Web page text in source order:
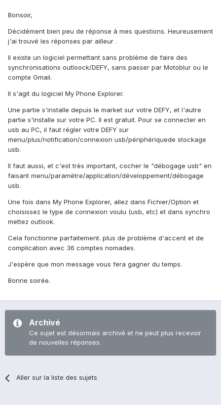
Bonsoir,
Décidément bien peu de réponse à mes questions. Heureusement
j'ai trouvé les réponses par ailleur .
Il existe un logiciel permettant sans problème de faire des
synchronisations outloock/DEFY, sans passer par Motoblur ou le
compte Gmail.
Il s'agit du logiciel My Phone Explorer.
Une partie s'installe depuis le market sur votre DEFY, et l'autre
partie s'installe sur votre PC. Il est gratuit. Pour se connecter en
usb au PC, il faut régler votre DEFY sur
menu/plus/notification/connexion usb/périphériquede stockage
usb.
Il faut aussi, et c'est très important, cocher le "débogage usb" en
faisant menu/paramètre/application/développement/débogage
usb.
Une fois dans My Phone Explorer, allez dans Fichier/Option et
choisissez le type de connexion voulu (usb, etc) et dans synchro
mettez outlook.
Cela fonctionne parfaitement. plus de problème d'accent et de
complication avec 36 comptes nomades.
J'espère que mon message vous fera gagner du temps.
Bonne soirée.
Archivé
Ce sujet est désormais archivé et ne peut plus recevoir
de nouvelles réponses.
Aller sur la liste des sujets